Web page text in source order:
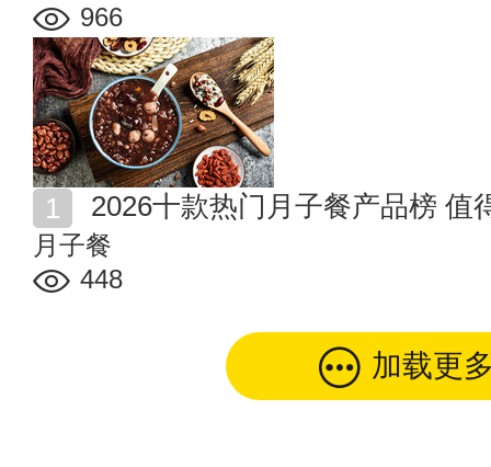
966
2026十款热门月子餐产品榜 值
月子餐
448
加载更